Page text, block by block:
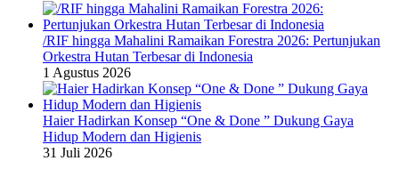
/RIF hingga Mahalini Ramaikan Forestra 2026: Pertunjukan
Orkestra Hutan Terbesar di Indonesia
1 Agustus 2026
Haier Hadirkan Konsep “One & Done ” Dukung Gaya
Hidup Modern dan Higienis
31 Juli 2026